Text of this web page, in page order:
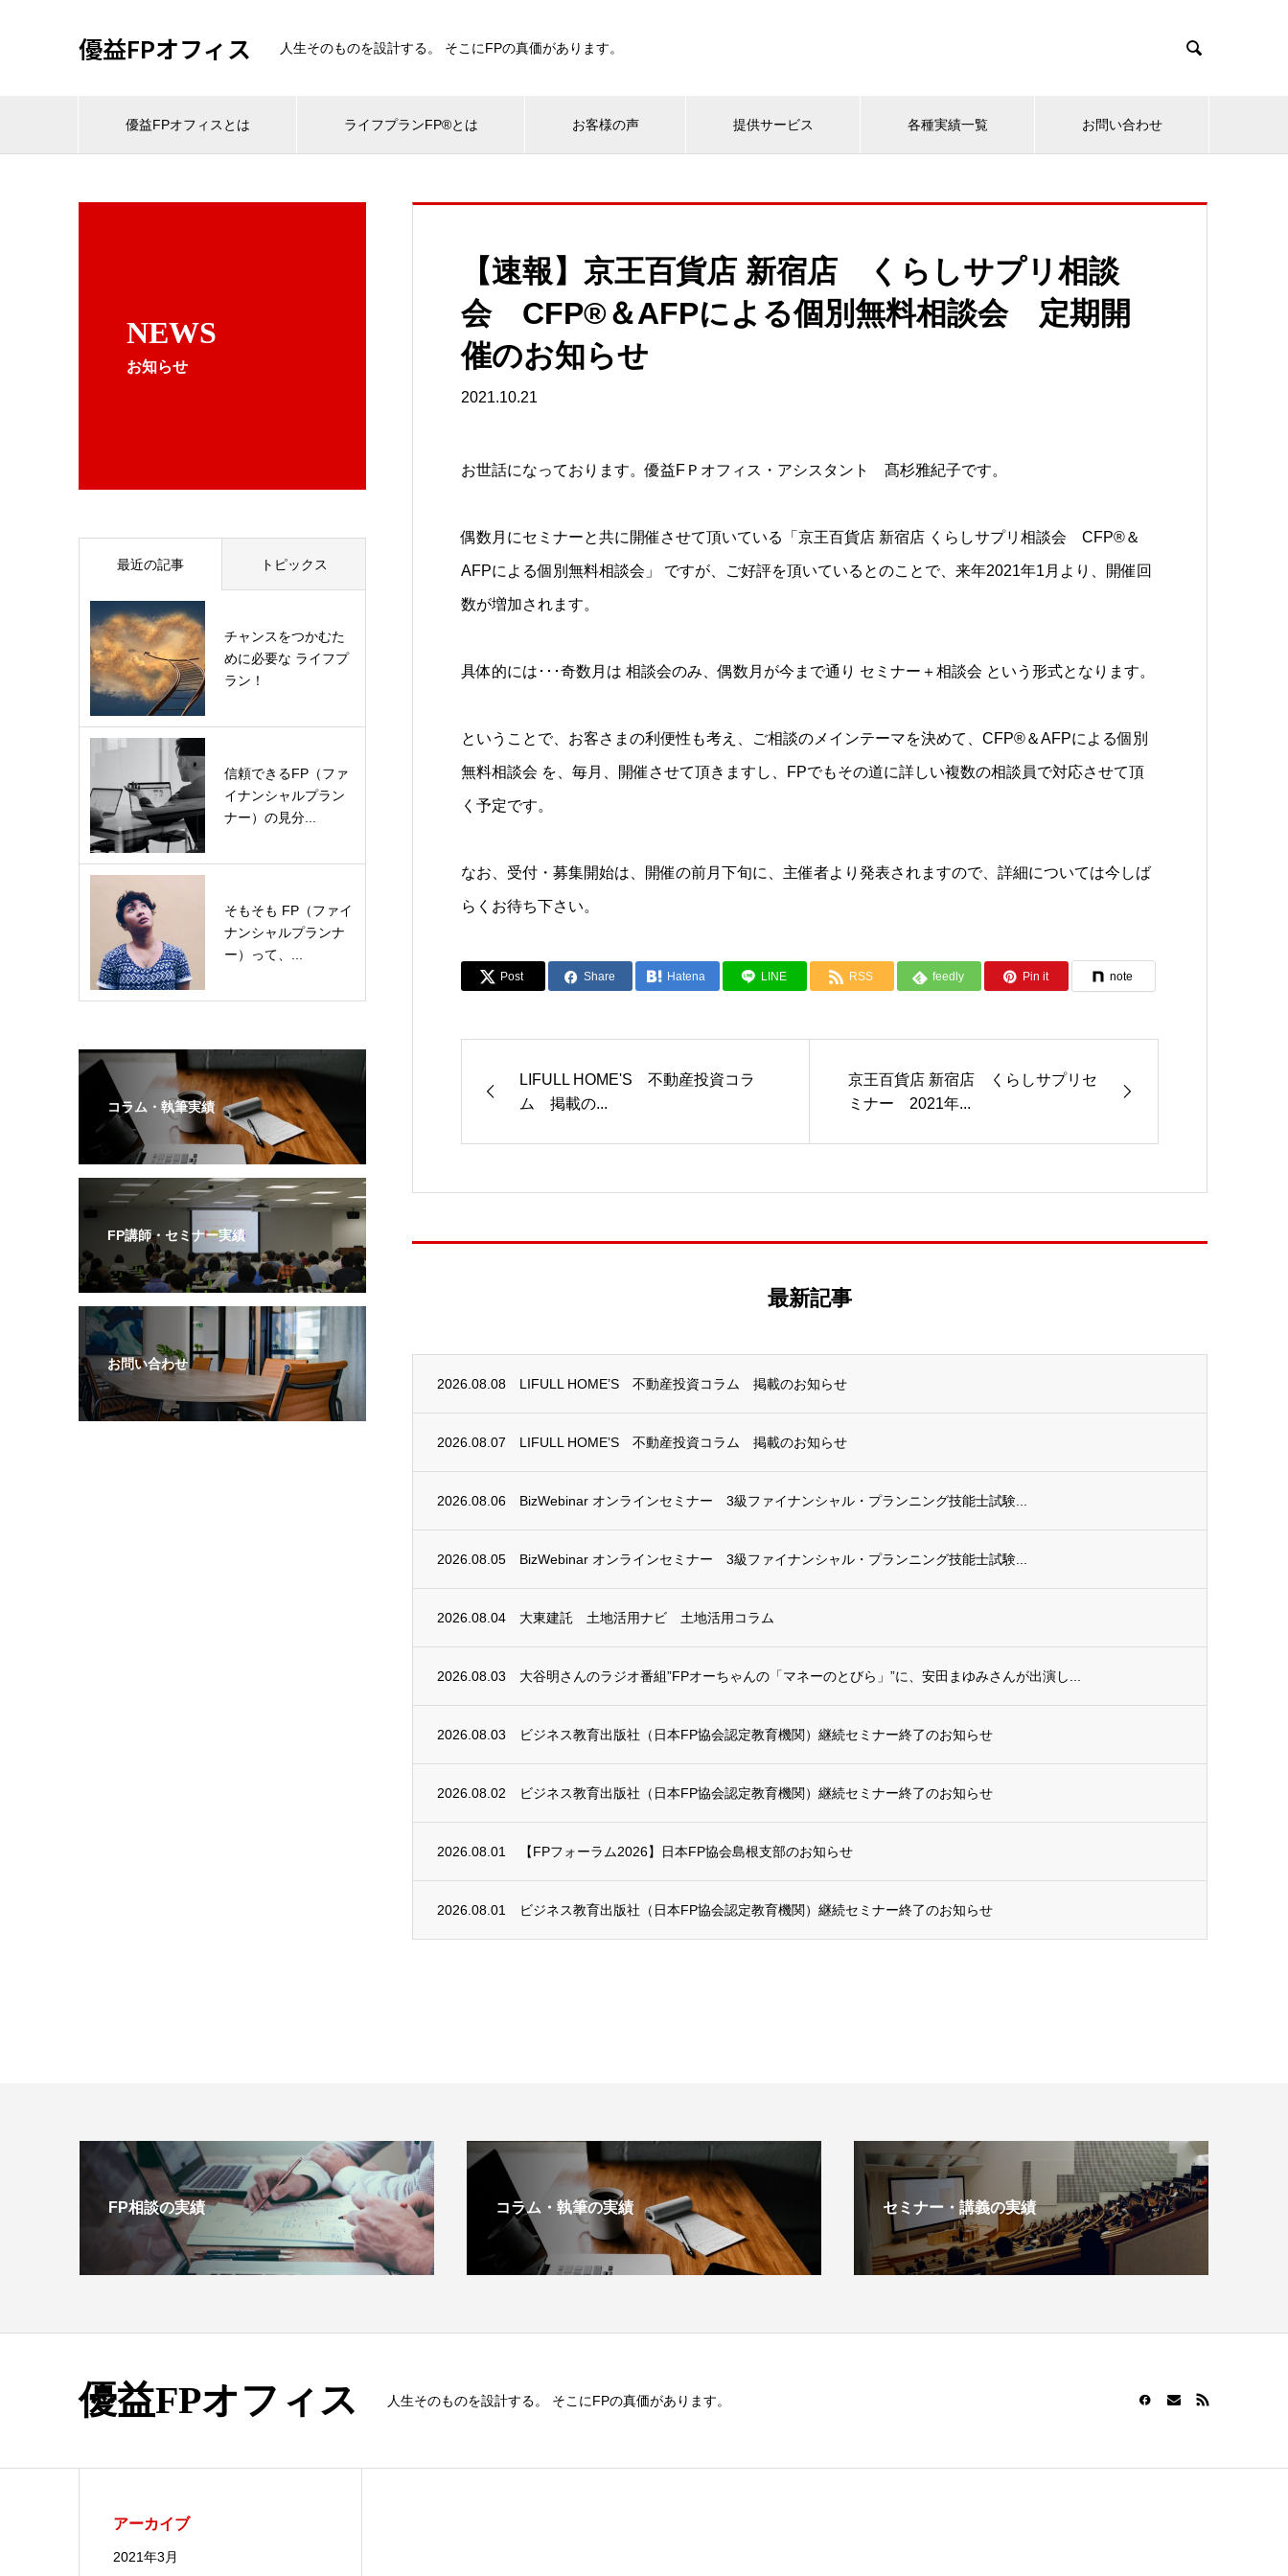
優益FPオフィス 人生そのものを設計する。 そこにFPの真価があります。 
優益FPオフィスとは ライフプランFP®とは お客様の声 提供サービス 各種実績一覧 お問い合わせ
NEWS
お知らせ
【速報】京王百貨店 新宿店 くらしサプリ相談
会 CFP®＆AFPによる個別無料相談会 定期開
催のお知らせ
2021.10.21
お世話になっております。優益FＰオフィス・アシスタント 髙杉雅紀子です。
偶数月にセミナーと共に開催させて頂いている「京王百貨店 新宿店 くらしサプリ相談会 CFP®＆
AFPによる個別無料相談会」 ですが、ご好評を頂いているとのことで、来年2021年1月より、開催回
数が増加されます。
具体的には･･･奇数月は 相談会のみ、偶数月が今まで通り セミナー＋相談会 という形式となります。
ということで、お客さまの利便性も考え、ご相談のメインテーマを決めて、CFP®＆AFPによる個別
無料相談会 を、毎月、開催させて頂きますし、FPでもその道に詳しい複数の相談員で対応させて頂
く予定です。
なお、受付・募集開始は、開催の前月下旬に、主催者より発表されますので、詳細については今しば
らくお待ち下さい。
Post Share Hatena LINE RSS feedly Pin it note
LIFULL HOME'S 不動産投資コラ
ム 掲載の...
京王百貨店 新宿店 くらしサプリセ
ミナー 2021年...
最新記事
2026.08.08 LIFULL HOME’S 不動産投資コラム 掲載のお知らせ
2026.08.07 LIFULL HOME’S 不動産投資コラム 掲載のお知らせ
2026.08.06 BizWebinar オンラインセミナー 3級ファイナンシャル・プランニング技能士試験...
2026.08.05 BizWebinar オンラインセミナー 3級ファイナンシャル・プランニング技能士試験...
2026.08.04 大東建託 土地活用ナビ 土地活用コラム
2026.08.03 大谷明さんのラジオ番組”FPオーちゃんの「マネーのとびら」”に、安田まゆみさんが出演し...
2026.08.03 ビジネス教育出版社（日本FP協会認定教育機関）継続セミナー終了のお知らせ
2026.08.02 ビジネス教育出版社（日本FP協会認定教育機関）継続セミナー終了のお知らせ
2026.08.01 【FPフォーラム2026】日本FP協会島根支部のお知らせ
2026.08.01 ビジネス教育出版社（日本FP協会認定教育機関）継続セミナー終了のお知らせ
最近の記事 トピックス
チャンスをつかむた
めに必要な ライフプ
ラン！
信頼できるFP（ファ
イナンシャルプラン
ナー）の見分...
そもそも FP（ファイ
ナンシャルプランナ
ー）って、...
コラム・執筆実績
FP講師・セミナー実績
お問い合わせ
FP相談の実績 コラム・執筆の実績 セミナー・講義の実績
優益FPオフィス 人生そのものを設計する。 そこにFPの真価があります。
アーカイブ
2021年3月